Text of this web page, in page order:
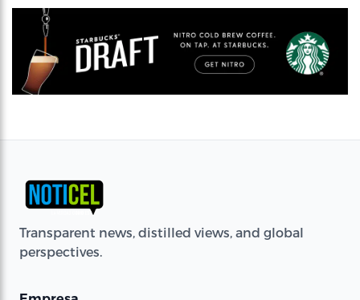
Transparent news, distilled views, and global
perspectives.